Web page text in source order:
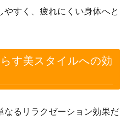
すく、疲れにくい身体へと
す美スタイルへの効
なるリラクゼーション効果だ